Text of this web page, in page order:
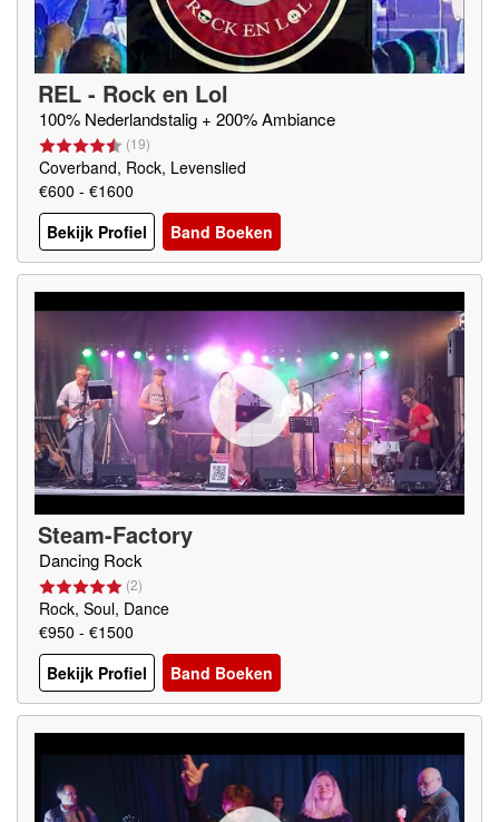
REL - Rock en Lol
100% Nederlandstalig + 200% Ambiance
(19)
Coverband, Rock, Levenslied
€600 - €1600
Bekijk Profiel
Band Boeken
Steam-Factory
Dancing Rock
(2)
Rock, Soul, Dance
€950 - €1500
Bekijk Profiel
Band Boeken